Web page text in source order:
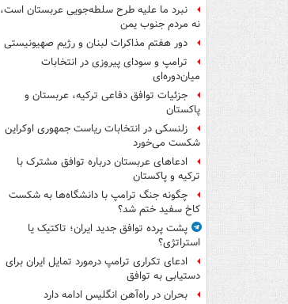
نبرد ما علیه طرح سلطه‌جویی عربستان است،
نه مردم جنوب یمن
دور هفتم مذاکرات لبنان و رژیم صهیونیستی
ترامپ و سودای پیروزی در انتخابات
میان‌دوره‌ای
جزئیات توافق دفاعی ترکیه، عربستان و
پاکستان
زلنسکی در انتخابات ریاست جمهوری اوکراین
شکست می‌خورد
ادعاهای عربستان درباره توافق مشترک با
ترکیه و پاکستان
چگونه جنگ ترامپ با دانشگاه‌ها به شکست
کاخ سفید ختم شد؟
پشت پرده توافق جدید ایران؛ تاکتیک یا
استراتژی؟
ادعای تکراری ترامپ درمورد تمایل ایران برای
دستیابی به توافق
بحران در راه‌آهن انگلیس ادامه دارد